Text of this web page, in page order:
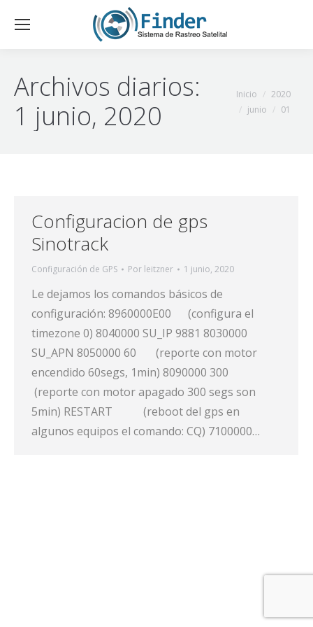
Archivos diarios:
1 junio, 2020
Estás aquí:
Inicio
2020
junio
01
Configuracion de gps
Sinotrack
Configuración de GPS Por leitzner 1 junio, 2020
Le dejamos los comandos básicos de
configuración: 8960000E00 (configura el
timezone 0) 8040000 SU_IP 9881 8030000
SU_APN 8050000 60 (reporte con motor
encendido 60segs, 1min) 8090000 300
(reporte con motor apagado 300 segs son
5min) RESTART (reboot del gps en
algunos equipos el comando: CQ) 7100000…